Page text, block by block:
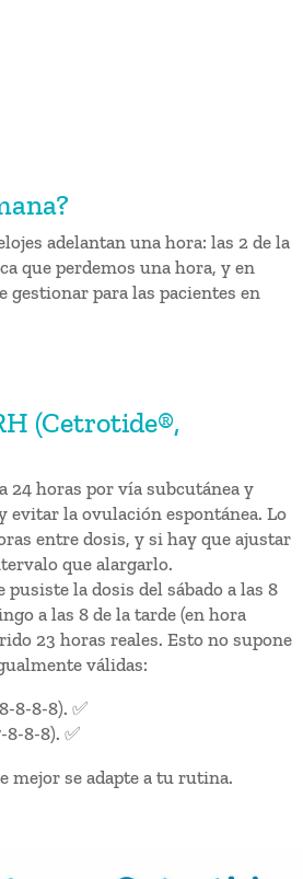
adelantan una hora: las 2 de la
que perdemos una hora, y en
gestionar para las pacientes en
(Cetrotide®,
24 horas por vía subcutánea y
la ovulación espontánea. Lo
entre dosis, y si hay que ajustar
que alargarlo.
la dosis del sábado a las 8
a las 8 de la tarde (en hora
23 horas reales. Esto no supone
válidas:
8-8-8). ✅
8-8). ✅
mejor se adapte a tu rutina.